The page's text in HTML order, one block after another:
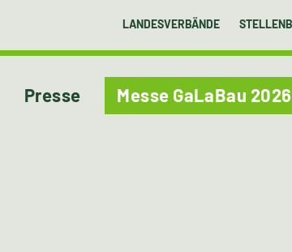
LANDESVERBÄNDE
Presse Messe GaLaBau 2026